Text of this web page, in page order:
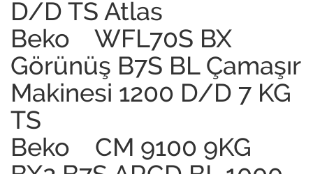
D/D TS Atlas
Beko WFL70S BX
Görünüş B7S BL Çamaşır
Makinesi 1200 D/D 7 KG
TS
Beko CM 9100 9KG